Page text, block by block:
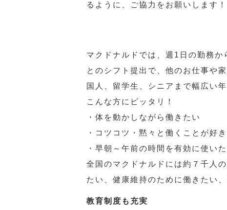
るように、ご協力をお願いします！
マクドナルドでは、週1日の勤務
とのシフト提出で、他のお仕事や
国人、留学生、シニアまで幅広い
こんな方にピッタリ！
・体を動かしながら働きたい
・コツコツ・黙々と働くことが好き
・早朝～午前の時間を有効に使い
全国のマクドナルドには約７千人
たい、健康維持のために働きたい
教育制度も充実